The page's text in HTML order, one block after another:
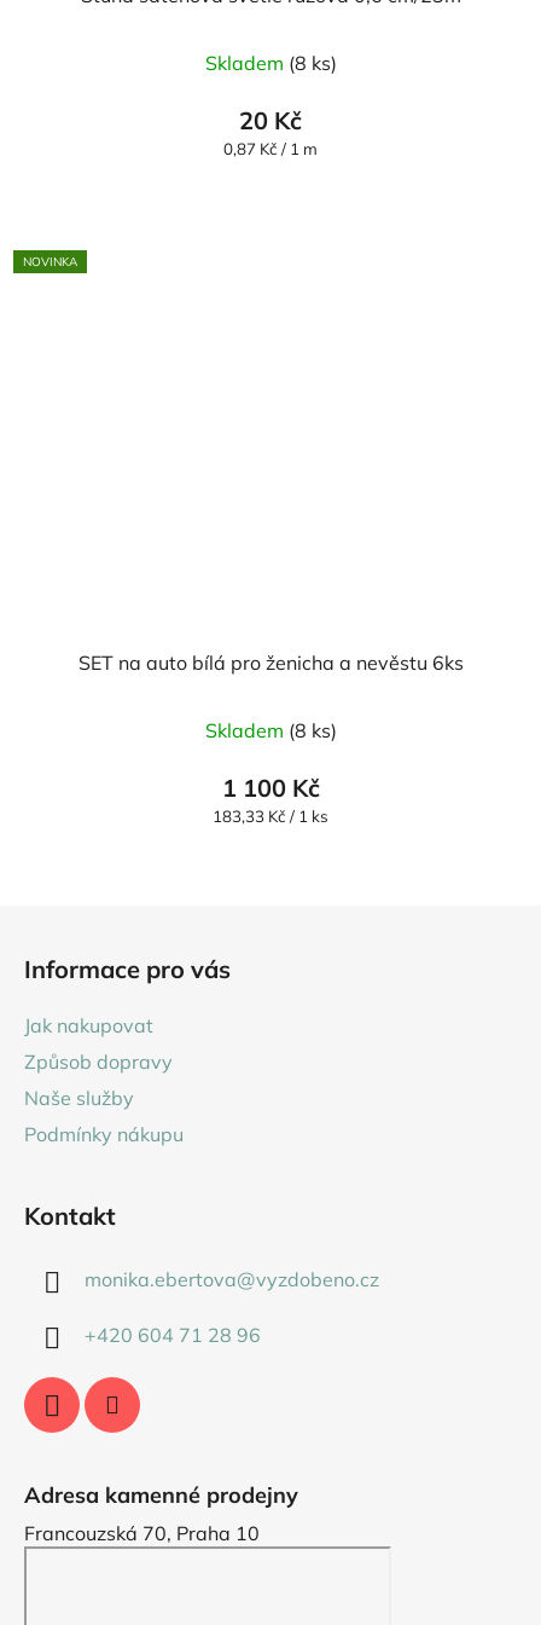
Skladem (8 ks)
20 Kč
Měrná
0,87 Kč / 1 m
NOVINKA
SET na auto bílá pro ženicha a nevěstu 6ks
Skladem (8 ks)
1 100 Kč
Měrná
183,33 Kč / 1 ks
Informace pro vás
Jak nakupovat
Způsob dopravy
Naše služby
Podmínky nákupu
Kontakt
monika.ebertova@vyzdobeno.cz
+420 604 71 28 96
Adresa kamenné prodejny
Francouzská 70, Praha 10